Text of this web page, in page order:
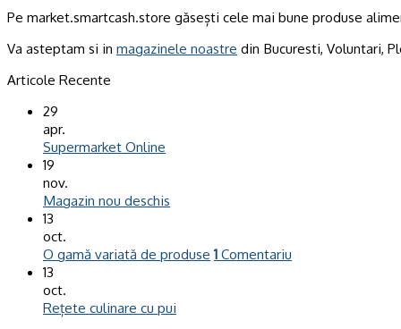
Pe market.smartcash.store găsești cele mai bune produse
Va asteptam si in magazinele noastre din Bucuresti, Voluntari,
Articole Recente
29
apr.
Supermarket Online
19
nov.
Magazin nou deschis
13
oct.
O gamă variată de produse 1 Comentariu
13
oct.
Rețete culinare cu pui